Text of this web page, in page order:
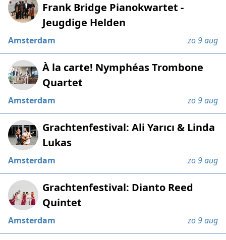
Frank Bridge Pianokwartet -
Jeugdige Helden
Amsterdam zo 9 aug
À la carte! Nymphéas Trombone
Quartet
Amsterdam zo 9 aug
Grachtenfestival: Ali Yarıcı & Linda
Lukas
Amsterdam zo 9 aug
Grachtenfestival: Dianto Reed
Quintet
Amsterdam zo 9 aug